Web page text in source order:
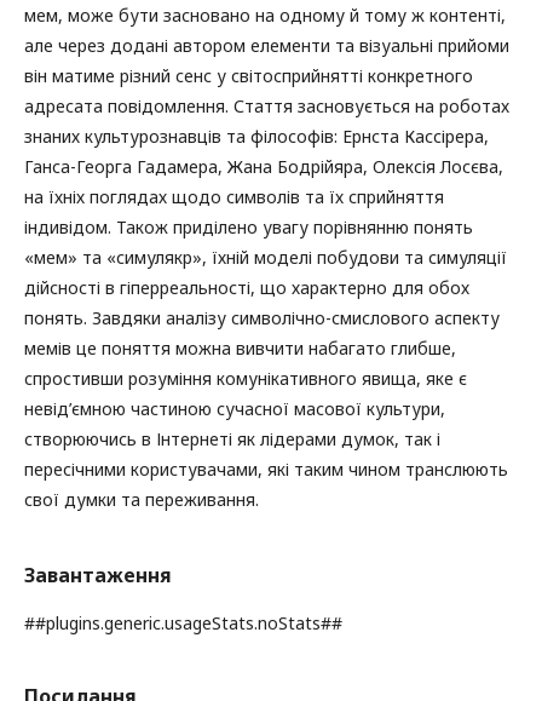
мем, може бути засновано на одному й тому ж контенті,
але через додані автором елементи та візуальні прийоми
він матиме різний сенс у світосприйнятті конкретного
адресата повідомлення. Стаття засновується на роботах
знаних культурознавців та філософів: Ернста Кассірера,
Ганса-Георга Гадамера, Жана Бодрійяра, Олексія Лосєва,
на їхніх поглядах щодо символів та їх сприйняття
індивідом. Також приділено увагу порівнянню понять
«мем» та «симулякр», їхній моделі побудови та симуляції
дійсності в гіперреальності, що характерно для обох
понять. Завдяки аналізу символічно-смислового аспекту
мемів це поняття можна вивчити набагато глибше,
спростивши розуміння комунікативного явища, яке є
невід’ємною частиною сучасної масової культури,
створюючись в Інтернеті як лідерами думок, так і
пересічними користувачами, які таким чином транслюють
свої думки та переживання.
Завантаження
##plugins.generic.usageStats.noStats##